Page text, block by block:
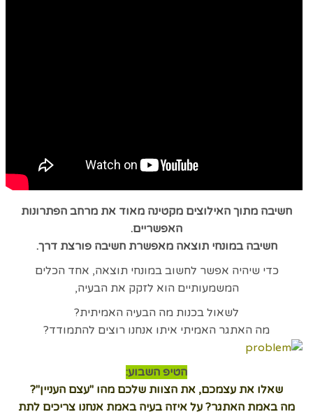
חשיבה מתוך האילוצים מקטינה מאוד את מרחב הפתרונות
האפשריים.
חשיבה במונחי תוצאה מאפשרת חשיבה פורצת דרך.
כדי שיהיה אפשר לחשוב במונחי תוצאה, אחד הכלים
המשמעותיים הוא לזקק את הבעיה,
לשאול בכנות מה הבעיה האמיתית?
מה האתגר האמיתי איתו אנחנו רוצים להתמודד?
הטיפ השבוע:
שאלו את עצמכם, את הצוות שלכם מהו "עצם העניין"?
מה באמת האתגר? על איזה בעיה באמת אנחנו צריכים לתת